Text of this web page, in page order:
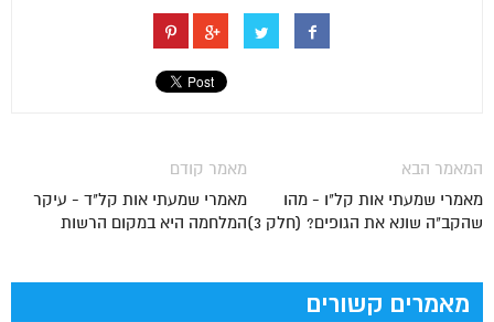
מאמר קודם
מאמרי שמעתי אות קל"ד - עיקר
המלחמה היא במקום הרשות
המאמר הבא
מאמרי שמעתי אות קל"ו - מהו
שהקב"ה שונא את הגופים? (חלק 3)
מאמרים קשורים